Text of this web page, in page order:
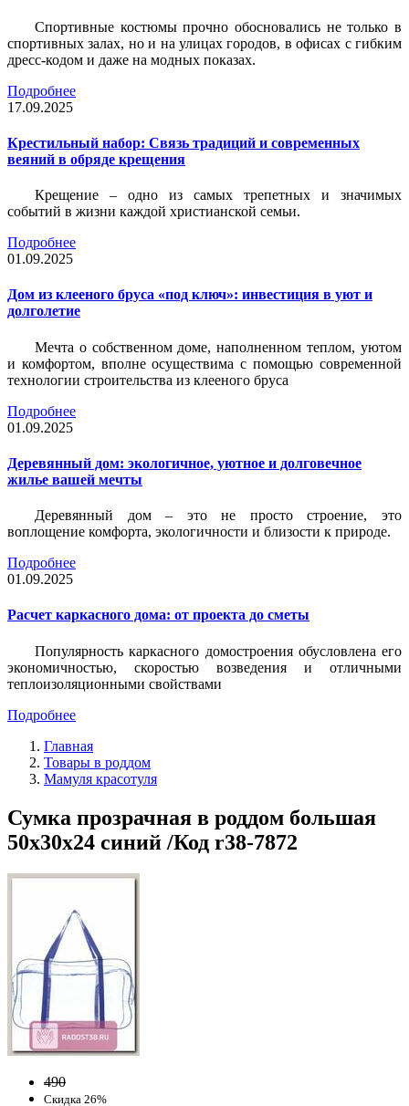
Спортивные костюмы прочно обосновались не только в
спортивных залах, но и на улицах городов, в офисах с гибким
дресс-кодом и даже на модных показах.
Подробнее
17.09.2025
Крестильный набор: Связь традиций и современных
веяний в обряде крещения
Крещение – одно из самых трепетных и значимых
событий в жизни каждой христианской семьи.
Подробнее
01.09.2025
Дом из клееного бруса «под ключ»: инвестиция в уют и
долголетие
Мечта о собственном доме, наполненном теплом, уютом
и комфортом, вполне осуществима с помощью современной
технологии строительства из клееного бруса
Подробнее
01.09.2025
Деревянный дом: экологичное, уютное и долговечное
жилье вашей мечты
Деревянный дом – это не просто строение, это
воплощение комфорта, экологичности и близости к природе.
Подробнее
01.09.2025
Расчет каркасного дома: от проекта до сметы
Популярность каркасного домостроения обусловлена его
экономичностью, скоростью возведения и отличными
теплоизоляционными свойствами
Подробнее
Главная
Товары в роддом
Мамуля красотуля
Сумка прозрачная в роддом большая
50х30х24 синий /Код r38-7872
490
Скидка 26%